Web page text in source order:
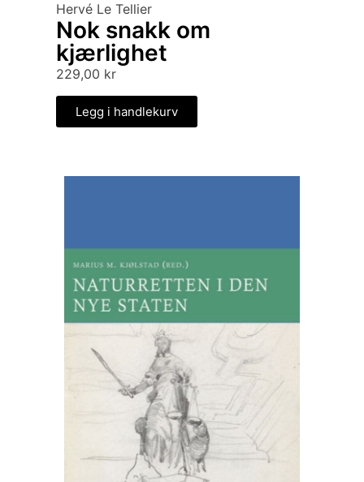
Hervé Le Tellier
Nok snakk om
kjærlighet
229,00 kr
Legg i handlekurv